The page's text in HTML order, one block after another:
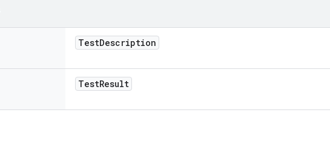
TestDescription
TestResult